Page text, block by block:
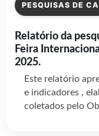
PESQUISAS DE
Relatório da
Feira
2025.
Este relatório
e indicadores ,
coletados pelo